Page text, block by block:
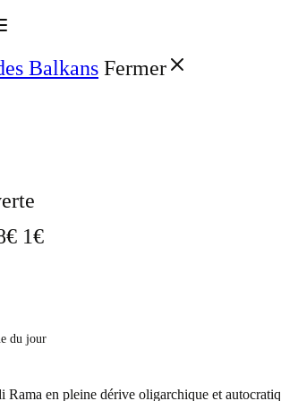
Balkans Fermer
1€
du jour
en pleine dérive oligarchique et